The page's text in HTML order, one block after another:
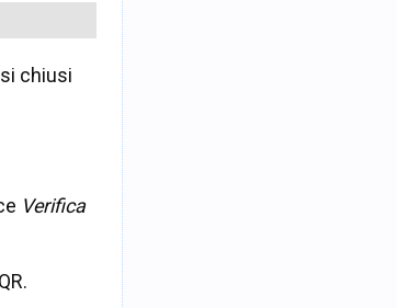
chiusi
Verifica